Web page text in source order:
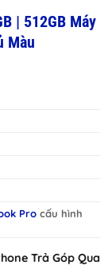
| 512GB Máy
Màu
Pro cấu hình
Trả Góp Qua